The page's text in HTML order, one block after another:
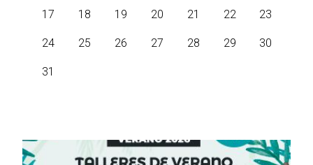
17 18 19 20 21 22 23
24 25 26 27 28 29 30
31